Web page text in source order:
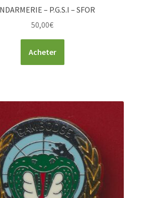
– P.G.S.I – SFOR
50,00€
Acheter